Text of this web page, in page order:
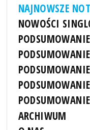
NAJNOWSZE
NOWOŚCI
ARCHIWUM